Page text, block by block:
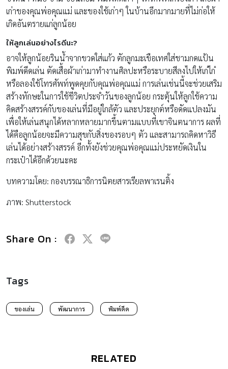
เก่าของคุณพ่อคุณแม่ และของใช้เก่าๆ ในบ้านอีกมากมายที่ไม่ก่อให้
เกิดอันตรายแก่ลูกน้อย
ให้ลูกเล่นอย่างไรดีนะ?
อาจให้ลูกน้อยรินน้ำจากขวดใส่แก้ว ตักลูกมะเขือเทศใส่ชามกดแป้น
พิมพ์ดีดเล่น ตัดเสื้อผ้าเก่ามาทำงานศิลปะหรือระบายสีลงไปให้เก๋ไก๋
หรือลองใช้โทรศัพท์พูดคุยกับคุณพ่อคุณแม่ การเล่นเช่นนี้จะช่วยเสริม
สร้างทักษะในการใช้ชีวิตประจำวันของลูกน้อย กระตุ้นให้ลูกใช้ความ
คิดสร้างสรรค์กับของเล่นที่มีอยู่ใกล้ตัว และประยุกต์หรือดัดแปลงมัน
เพื่อให้เล่นสนุกได้หลากหลายมากขึ้นตามแบบที่เขาจินตนาการ ผลที่
ได้คือลูกน้อยจะมีความสุขกับสิ่งของรอบๆ ตัว และสามารถคิดหาวิธี
เล่นได้อย่างสร้างสรรค์ อีกทั้งยังช่วยคุณพ่อคุณแม่ประหยัดเงินใน
กระเป๋าได้อีกด้วยนะคะ
บทความโดย: กองบรรณาธิการนิตยสารเรียลพาเรนติ้ง
ภาพ: Shutterstock
Share On :
Tags
ของเล่น พัฒนาการ พิมพ์ดีด
RELATED